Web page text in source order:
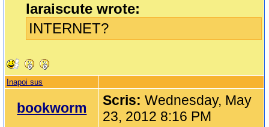
laraiscute wrote:
INTERNET?
Inapoi sus
bookworm Scris:Wednesday, May
23, 2012 8:16 PM